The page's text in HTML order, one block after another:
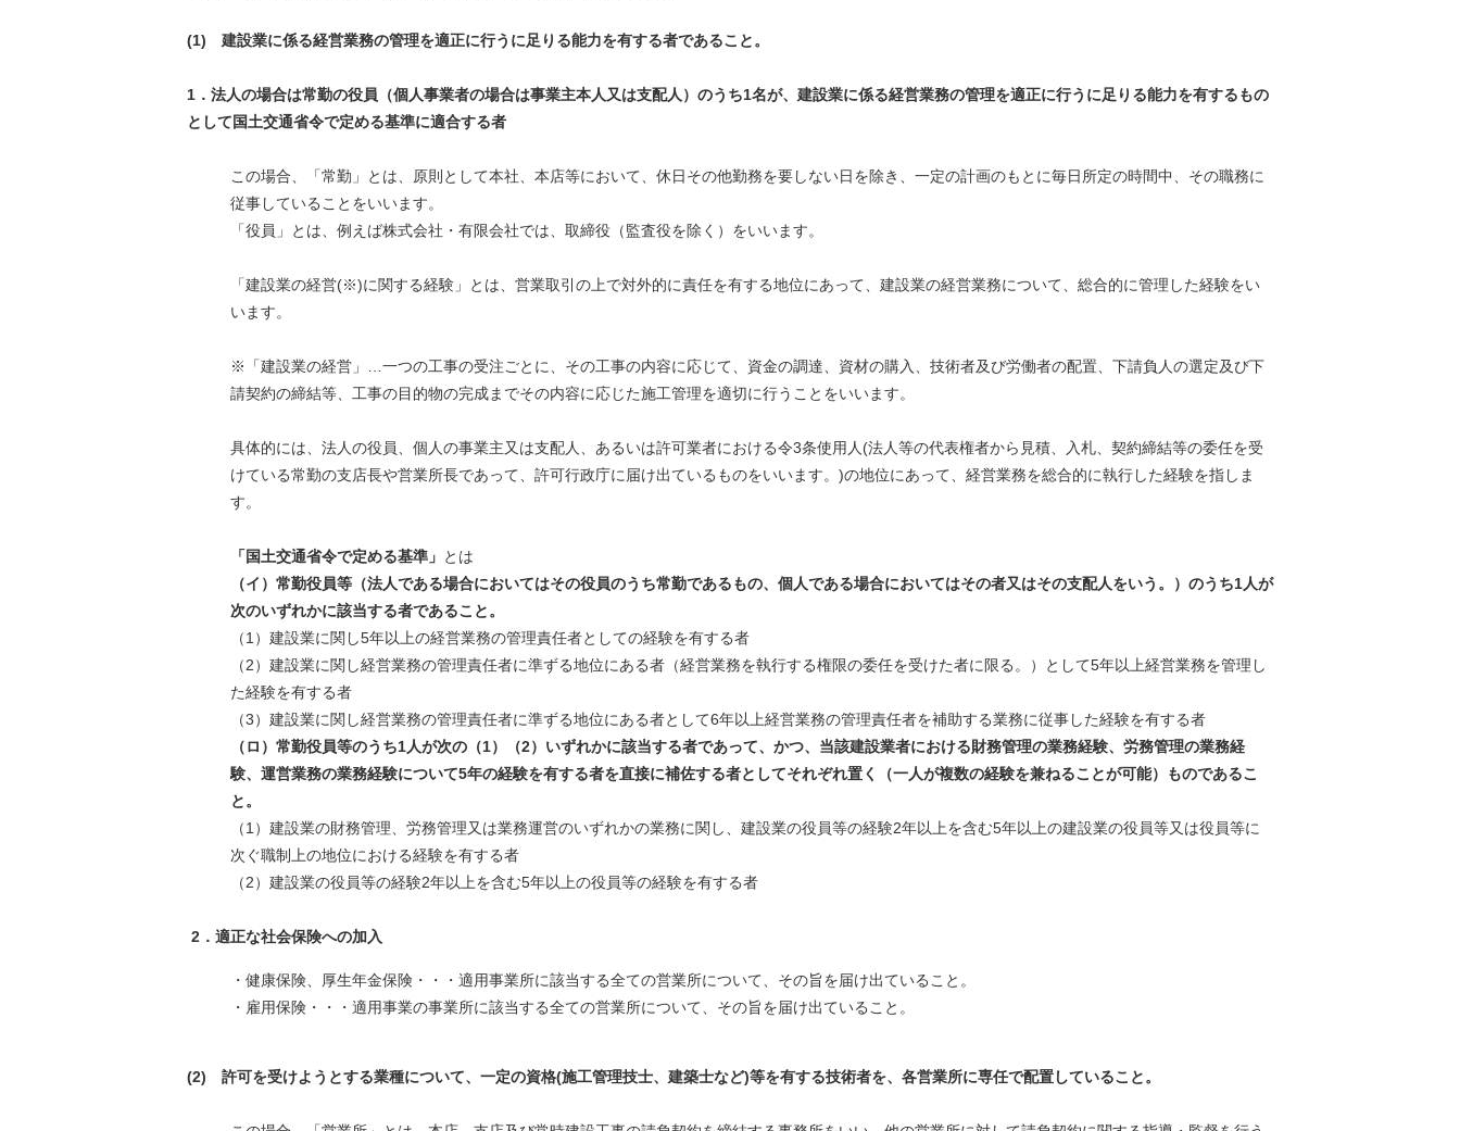
(1) 建設業に係る経営業務の管理を適正に行うに足りる能力を有する者であること。
1．法人の場合は常勤の役員（個人事業者の場合は事業主本人又は支配人）のうち1名が、建設業に係る経営業務の管理を適正に行うに足りる能力を有するもの
として国土交通省令で定める基準に適合する者
この場合、「常勤」とは、原則として本社、本店等において、休日その他勤務を要しない日を除き、一定の計画のもとに毎日所定の時間中、その職務に
従事していることをいいます。
「役員」とは、例えば株式会社・有限会社では、取締役（監査役を除く）をいいます。
「建設業の経営(※)に関する経験」とは、営業取引の上で対外的に責任を有する地位にあって、建設業の経営業務について、総合的に管理した経験をい
います。
※「建設業の経営」…一つの工事の受注ごとに、その工事の内容に応じて、資金の調達、資材の購入、技術者及び労働者の配置、下請負人の選定及び下
請契約の締結等、工事の目的物の完成までその内容に応じた施工管理を適切に行うことをいいます。
具体的には、法人の役員、個人の事業主又は支配人、あるいは許可業者における令3条使用人(法人等の代表権者から見積、入札、契約締結等の委任を受
けている常勤の支店長や営業所長であって、許可行政庁に届け出ているものをいいます。)の地位にあって、経営業務を総合的に執行した経験を指しま
す。
「国土交通省令で定める基準」 とは
（イ）常勤役員等（法人である場合においてはその役員のうち常勤であるもの、個人である場合においてはその者又はその支配人をいう。）のうち1人が
次のいずれかに該当する者であること。
（1）建設業に関し5年以上の経営業務の管理責任者としての経験を有する者
（2）建設業に関し経営業務の管理責任者に準ずる地位にある者（経営業務を執行する権限の委任を受けた者に限る。）として5年以上経営業務を管理し
た経験を有する者
（3）建設業に関し経営業務の管理責任者に準ずる地位にある者として6年以上経営業務の管理責任者を補助する業務に従事した経験を有する者
（ロ）常勤役員等のうち1人が次の（1）（2）いずれかに該当する者であって、かつ、当該建設業者における財務管理の業務経験、労務管理の業務経
験、運営業務の業務経験について5年の経験を有する者を直接に補佐する者としてそれぞれ置く（一人が複数の経験を兼ねることが可能）ものであるこ
と。
（1）建設業の財務管理、労務管理又は業務運営のいずれかの業務に関し、建設業の役員等の経験2年以上を含む5年以上の建設業の役員等又は役員等に
次ぐ職制上の地位における経験を有する者
（2）建設業の役員等の経験2年以上を含む5年以上の役員等の経験を有する者
2．適正な社会保険への加入
・健康保険、厚生年金保険・・・適用事業所に該当する全ての営業所について、その旨を届け出ていること。
・雇用保険・・・適用事業の事業所に該当する全ての営業所について、その旨を届け出ていること。
(2) 許可を受けようとする業種について、一定の資格(施工管理技士、建築士など)等を有する技術者を、各営業所に専任で配置していること。